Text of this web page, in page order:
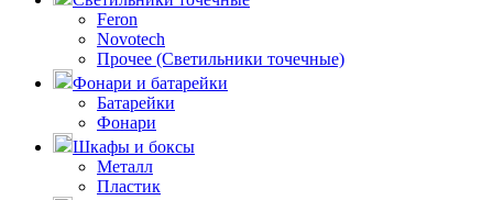
Feron
Novotech
Прочее (Светильники точечные)
Фонари и батарейки
Батарейки
Фонари
Шкафы и боксы
Металл
Пластик